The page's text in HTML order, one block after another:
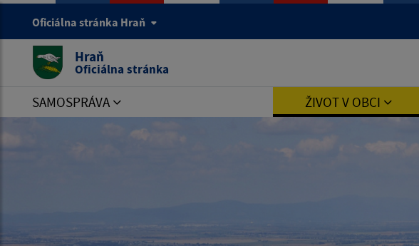
Oficiálna stránka Hraň
Hraň
Oficiálna stránka
SAMOSPRÁVA ŽIVOT V OBCI